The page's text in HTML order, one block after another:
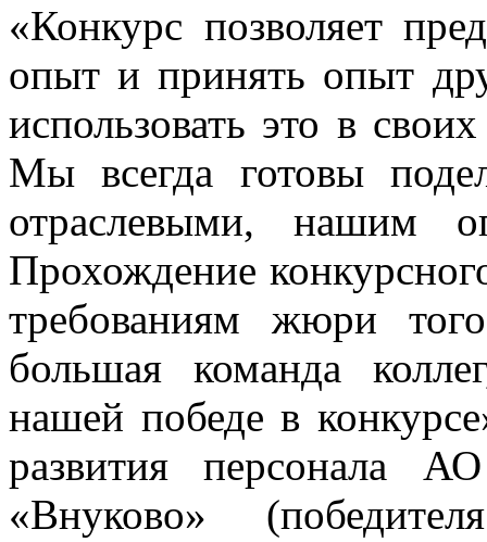
«Конкурс позволяет
опыт и принять опыт
использовать это в
Мы всегда готовы
отраслевыми, нашим
Прохождение
требованиям жюри
большая команда
нашей победе в
развития персонала
«Внуково»